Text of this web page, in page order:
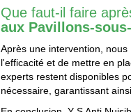
Que faut-il faire
aux Pavillons-
Après une intervention,
l'efficacité et de mettre en
experts restent disponibles
nécessaire, garantissant